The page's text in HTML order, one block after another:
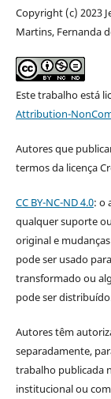
Copyright (c) 2023
Martins, Fernanda
Este trabalho está
Attribution-
Autores que
termos da licença
CC BY-NC-ND 4.0: o
qualquer suporte
original e
pode ser usado
transformado ou
pode ser
Autores têm
separadamente,
trabalho publicada
institucional ou